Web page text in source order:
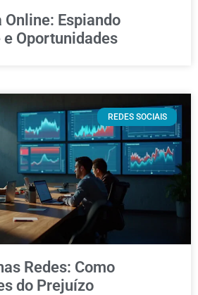
Online: Espiando
Oportunidades
REDES SOCIAIS
Redes: Como
do Prejuízo